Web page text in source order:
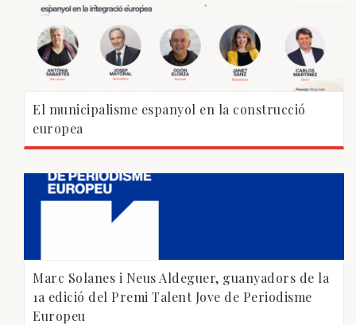
El municipalisme espanyol en la construcció
europea
Marc Solanes i Neus Aldeguer, guanyadors de la
1a edició del Premi Talent Jove de Periodisme
Europeu